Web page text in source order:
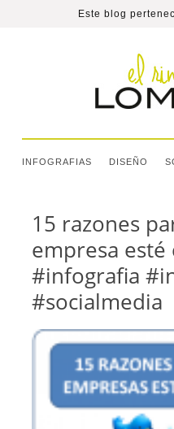
Este blog
INFOGRAFIAS DISEÑO
15 razones
empresa
#infografia
#socialmedia